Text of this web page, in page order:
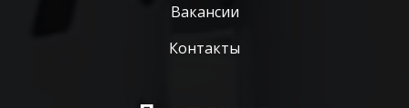
Вакансии
Контакты